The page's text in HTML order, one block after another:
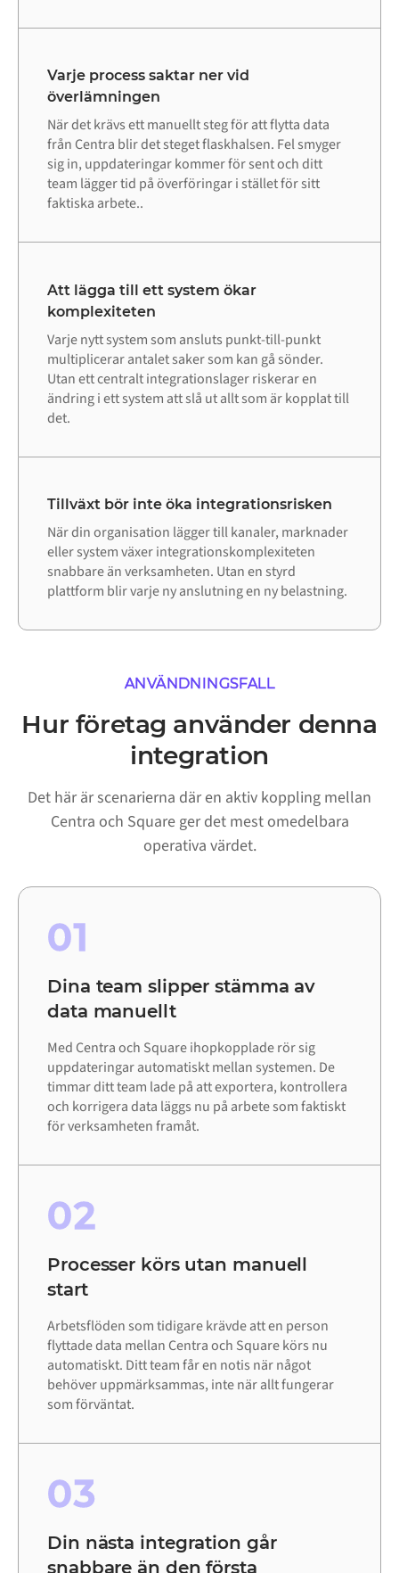
Varje process saktar ner vid
överlämningen
När det krävs ett manuellt steg för att flytta data
från Centra blir det steget flaskhalsen. Fel smyger
sig in, uppdateringar kommer för sent och ditt
team lägger tid på överföringar i stället för sitt
faktiska arbete..
Att lägga till ett system ökar
komplexiteten
Varje nytt system som ansluts punkt-till-punkt
multiplicerar antalet saker som kan gå sönder.
Utan ett centralt integrationslager riskerar en
ändring i ett system att slå ut allt som är kopplat till
det.
Tillväxt bör inte öka integrationsrisken
När din organisation lägger till kanaler, marknader
eller system växer integrationskomplexiteten
snabbare än verksamheten. Utan en styrd
plattform blir varje ny anslutning en ny belastning.
ANVÄNDNINGSFALL
Hur företag använder denna
integration
Det här är scenarierna där en aktiv koppling mellan
Centra och Square ger det mest omedelbara
operativa värdet.
01
Dina team slipper stämma av
data manuellt
Med Centra och Square ihopkopplade rör sig
uppdateringar automatiskt mellan systemen. De
timmar ditt team lade på att exportera, kontrollera
och korrigera data läggs nu på arbete som faktiskt
för verksamheten framåt.
02
Processer körs utan manuell
start
Arbetsflöden som tidigare krävde att en person
flyttade data mellan Centra och Square körs nu
automatiskt. Ditt team får en notis när något
behöver uppmärksammas, inte när allt fungerar
som förväntat.
03
Din nästa integration går
snabbare än den första